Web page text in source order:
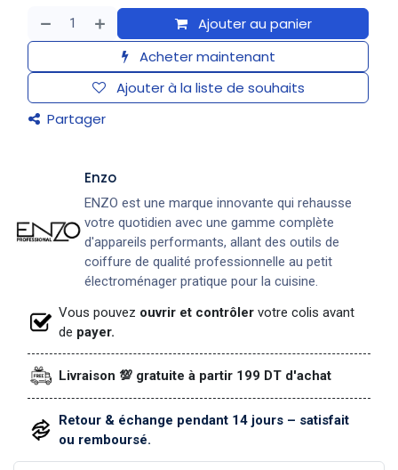
Ajouter au panier
Acheter maintenant
Ajouter à la liste de souhaits
Partager
Enzo
ENZO est une marque innovante qui rehausse
votre quotidien avec une gamme complète
d'appareils performants, allant des outils de
coiffure de qualité professionnelle au petit
électroménager pratique pour la cuisine.
Vous pouvez ouvrir et contrôler votre colis avant
de payer.
Livraison 💯 gratuite à partir 199 DT d'achat
Retour & échange pendant 14 jours – satisfait
ou remboursé.